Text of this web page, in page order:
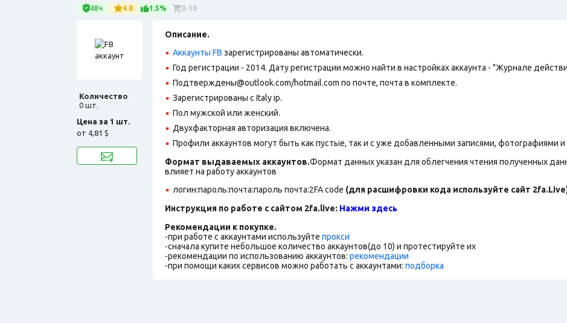
48ч 4.8 1.5% 0-10
Количество
0 шт.
Цена за 1 шт.
от 4,81 $
Описание.
Аккаунты FB зарегистрированы автоматически.
Год регистрации - 2014. Дату регистрации можно найти в настройках аккаунта - "Журнале
Подтверждены@outlook.com/hotmail.com по почте, почта в комплекте.
Зарегистрированы с Italy ip.
Пол мужской или женский.
Двухфакторная авторизация включена.
Профили аккаунтов могут быть как пустые, так и с уже добавленными записями, фотографиями
Формат выдаваемых аккаунтов.Формат данных указан для облегчения чтения полученных
влияет на работу аккаунтов
логин:пароль:почта:пароль почта:2FAcode (для расшифровки кода используйте сайт
Инструкция по работе с сайтом 2fa.live: Нажми здесь
Рекомендации к покупке.
-при работе с аккаунтами используйте прокси
-сначала купите небольшое количество аккаунтов(до 10) и протестируйте их
-рекомендации по использованию аккаунтов: рекомендации
-при помощи каких сервисов можно работать с аккаунтами: подборка